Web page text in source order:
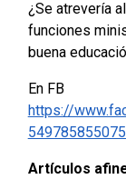
¿Se atrevería
funciones
buena
En FB
https://
Artículos